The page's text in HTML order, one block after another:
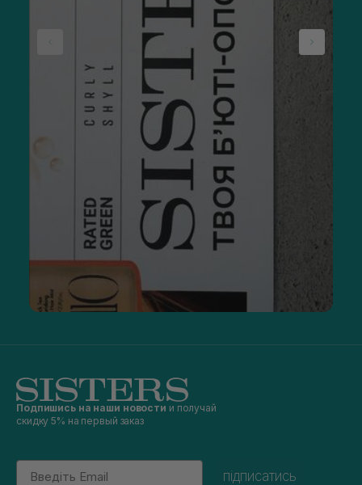
Подпишись на наши новости и получай
скидку 5% на первый заказ
Email
підписатись